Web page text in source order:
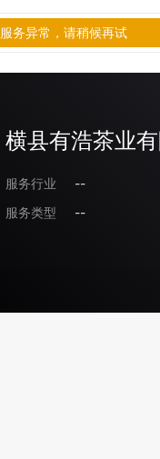
横县有浩茶业
服务行业
--
服务类型
--
服务异常，请稍候再试